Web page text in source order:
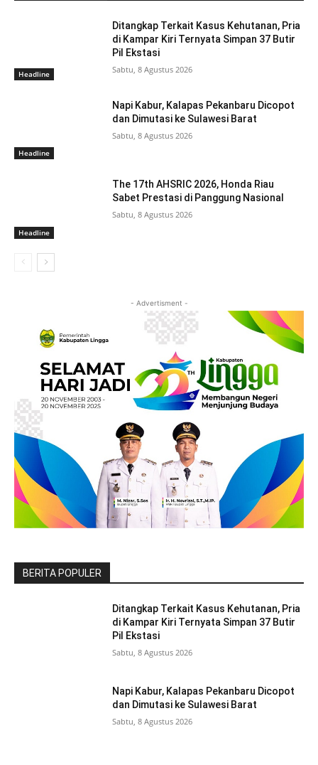
Headline
Ditangkap Terkait Kasus Kehutanan, Pria
di Kampar Kiri Ternyata Simpan 37 Butir
Pil Ekstasi
Sabtu, 8 Agustus 2026
Headline
Napi Kabur, Kalapas Pekanbaru Dicopot
dan Dimutasi ke Sulawesi Barat
Sabtu, 8 Agustus 2026
Headline
The 17th AHSRIC 2026, Honda Riau
Sabet Prestasi di Panggung Nasional
Sabtu, 8 Agustus 2026
- Advertisment -
BERITA POPULER
Ditangkap Terkait Kasus Kehutanan, Pria
di Kampar Kiri Ternyata Simpan 37 Butir
Pil Ekstasi
Sabtu, 8 Agustus 2026
Napi Kabur, Kalapas Pekanbaru Dicopot
dan Dimutasi ke Sulawesi Barat
Sabtu, 8 Agustus 2026